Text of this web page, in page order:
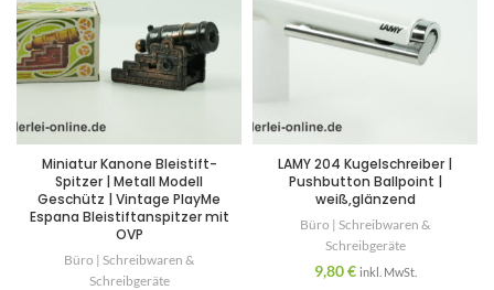
Miniatur Kanone Bleistift-
Spitzer | Metall Modell
Geschütz | Vintage PlayMe
Espana Bleistiftanspitzer mit
OVP
Büro | Schreibwaren &
Schreibgeräte
LAMY 204 Kugelschreiber |
Pushbutton Ballpoint |
weiß,glänzend
Büro | Schreibwaren &
Schreibgeräte
9,80€ inkl. MwSt.